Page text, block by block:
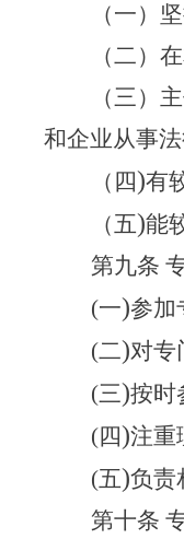
（一）
（二）
（三）
和企业从事
（四)有
（五)能
第九条
(一)参加
(二)对专
(三)按时
(四)注重
(五)负责
第十条